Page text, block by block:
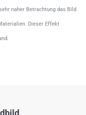
naher Betrachtung das Bild
Dieser Effekt